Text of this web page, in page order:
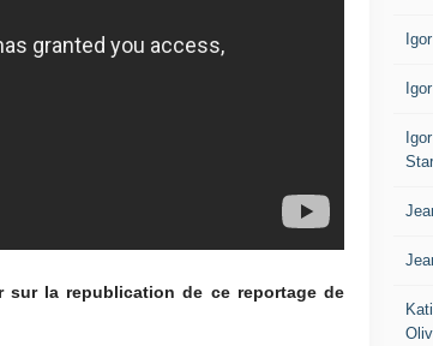
sur la republication de ce reportage de